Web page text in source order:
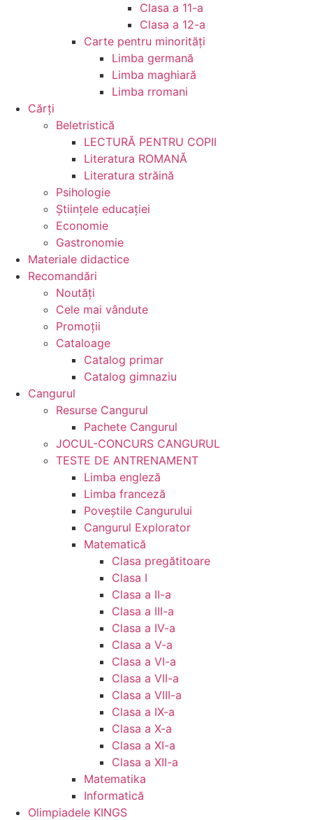
Clasa a 11-a
Clasa a 12-a
Carte pentru minorităţi
Limba germană
Limba maghiară
Limba rromani
Cărţi
Beletristică
LECTURĂ PENTRU COPII
Literatura ROMANĂ
Literatura străină
Psihologie
Ştiinţele educaţiei
Economie
Gastronomie
Materiale didactice
Recomandări
Noutăţi
Cele mai vândute
Promoții
Cataloage
Catalog primar
Catalog gimnaziu
Cangurul
Resurse Cangurul
Pachete Cangurul
JOCUL-CONCURS CANGURUL
TESTE DE ANTRENAMENT
Limba engleză
Limba franceză
Poveștile Cangurului
Cangurul Explorator
Matematică
Clasa pregătitoare
Clasa I
Clasa a II-a
Clasa a III-a
Clasa a IV-a
Clasa a V-a
Clasa a VI-a
Clasa a VII-a
Clasa a VIII-a
Clasa a IX-a
Clasa a X-a
Clasa a XI-a
Clasa a XII-a
Matematika
Informatică
Olimpiadele KINGS